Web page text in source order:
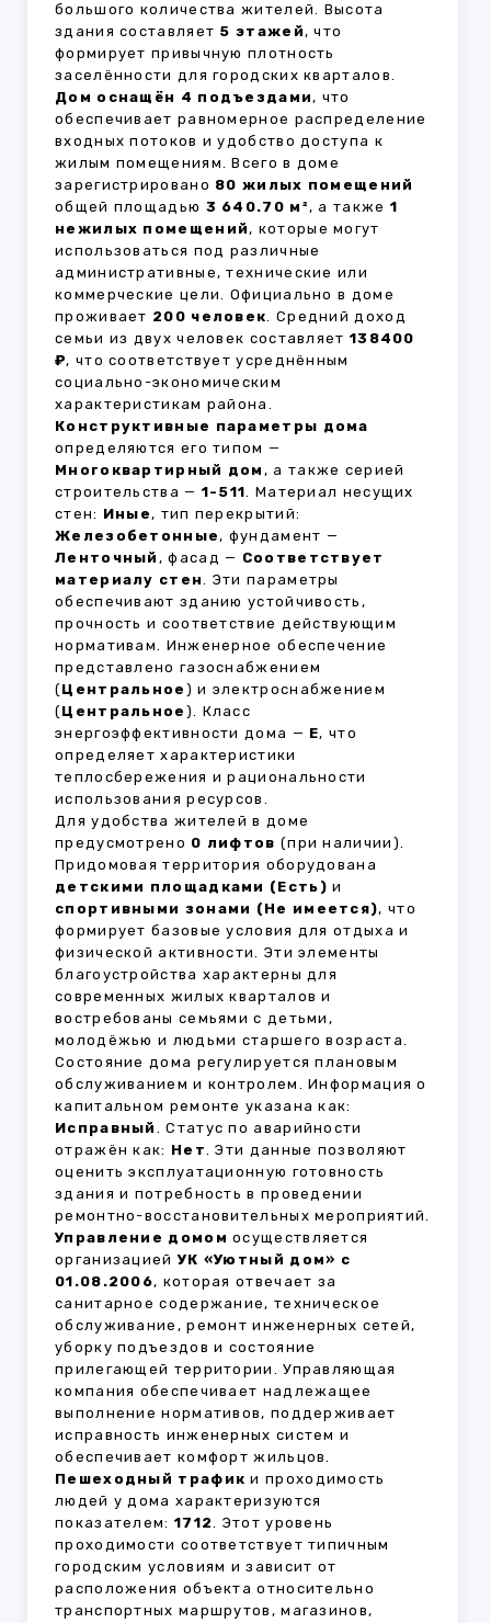
большого количества жителей. Высота
здания составляет 5 этажей, что
формирует привычную плотность
заселённости для городских кварталов.
Дом оснащён 4 подъездами, что
обеспечивает равномерное распределение
входных потоков и удобство доступа к
жилым помещениям. Всего в доме
зарегистрировано 80 жилых помещений
общей площадью 3 640.70 м², а также 1
нежилых помещений, которые могут
использоваться под различные
административные, технические или
коммерческие цели. Официально в доме
проживает 200 человек. Средний доход
семьи из двух человек составляет 138400
₽, что соответствует усреднённым
социально-экономическим
характеристикам района.
Конструктивные параметры дома
определяются его типом —
Многоквартирный дом , а также серией
строительства — 1-511. Материал несущих
стен: Иные, тип перекрытий:
Железобетонные, фундамент —
Ленточный , фасад — Соответствует
материалу стен. Эти параметры
обеспечивают зданию устойчивость,
прочность и соответствие действующим
нормативам. Инженерное обеспечение
представлено газоснабжением
(Центральное ) и электроснабжением
(Центральное ). Класс
энергоэффективности дома — E, что
определяет характеристики
теплосбережения и рациональности
использования ресурсов.
Для удобства жителей в доме
предусмотрено 0 лифтов (при наличии).
Придомовая территория оборудована
детскими площадками (Есть) и
спортивными зонами (Не имеется), что
формирует базовые условия для отдыха и
физической активности. Эти элементы
благоустройства характерны для
современных жилых кварталов и
востребованы семьями с детьми,
молодёжью и людьми старшего возраста.
Состояние дома регулируется плановым
обслуживанием и контролем. Информация о
капитальном ремонте указана как:
Исправный . Статус по аварийности
отражён как: Нет. Эти данные позволяют
оценить эксплуатационную готовность
здания и потребность в проведении
ремонтно-восстановительных мероприятий.
Управление домом осуществляется
организациейУК «Уютный дом» с
01.08.2006, которая отвечает за
санитарное содержание, техническое
обслуживание, ремонт инженерных сетей,
уборку подъездов и состояние
прилегающей территории. Управляющая
компания обеспечивает надлежащее
выполнение нормативов, поддерживает
исправность инженерных систем и
обеспечивает комфорт жильцов.
Пешеходный трафик и проходимость
людей у дома характеризуются
показателем: 1712. Этот уровень
проходимости соответствует типичным
городским условиям и зависит от
расположения объекта относительно
транспортных маршрутов, магазинов,